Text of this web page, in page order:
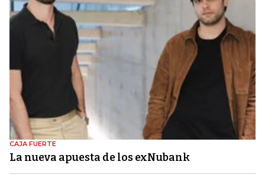
CAJA FUERTE
La nueva apuesta de los exNubank